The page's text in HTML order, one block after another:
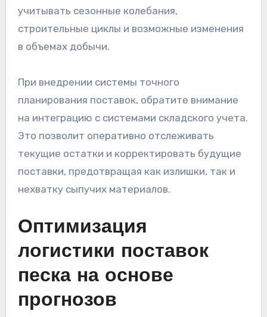
учитывать сезонные колебания,
строительные циклы и возможные изменения
в объемах добычи.
При внедрении системы точного
планирования поставок, обратите внимание
на интеграцию с системами складского учета.
Это позволит оперативно отслеживать
текущие остатки и корректировать будущие
поставки, предотвращая как излишки, так и
нехватку сыпучих материалов.
Оптимизация
логистики поставок
песка на основе
прогнозов